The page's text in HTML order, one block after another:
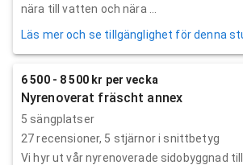
nära till vatten och nära ...
Läs mer och se tillgänglighet för denna
6 500 - 8 500 kr per vecka
Nyrenoverat fräscht annex
5 sängplatser
27recensioner, 5 stjärnor i snittbetyg
Vi hyr ut vår nyrenoverade sidobyggnad